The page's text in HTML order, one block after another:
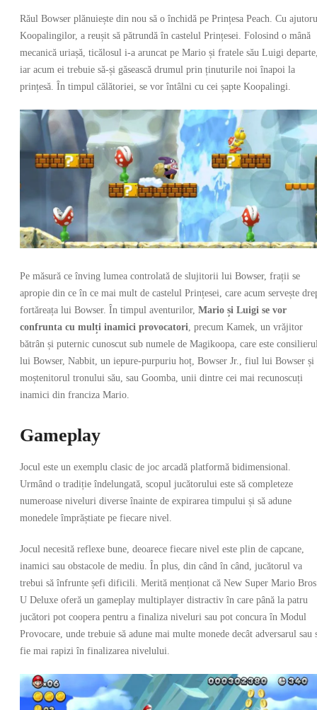
Răul Bowser plănuiește din nou să o închidă pe Prințesa Peach. Cu
Koopalingilor, a reușit să pătrundă în castelul Prințesei. Folosind o mână
mecanică uriașă, ticălosul i-a aruncat pe Mario și fratele său Luigi
iar acum ei trebuie să-și găsească drumul prin ținuturile noi înapoi la
prințesă. În timpul călătoriei, se vor întâlni cu cei șapte Koopalingi.
Pe măsură ce înving lumea controlată de slujitorii lui Bowser, frații se
apropie din ce în ce mai mult de castelul Prințesei, care acum servește
fortăreața lui Bowser. În timpul aventurilor, Mario și Luigi se vor
confrunta cu mulți inamici provocatori, precum Kamek, un vrăjitor
bătrân și puternic cunoscut sub numele de Magikoopa, care este
lui Bowser, Nabbit, un iepure-purpuriu hoț, Bowser Jr., fiul lui Bowser și
moștenitorul tronului său, sau Goomba, unii dintre cei mai recunoscuți
inamici din franciza Mario.
Gameplay
Jocul este un exemplu clasic de joc arcadă platformă bidimensional.
Urmând o tradiție îndelungată, scopul jucătorului este să completeze
numeroase niveluri diverse înainte de expirarea timpului și să adune
monedele împrăștiate pe fiecare nivel.
Jocul necesită reflexe bune, deoarece fiecare nivel este plin de capcane,
inamici sau obstacole de mediu. În plus, din când în când, jucătorul va
trebui să înfrunte șefi dificili. Merită menționat că New Super Mario
U Deluxe oferă un gameplay multiplayer distractiv în care până la patru
jucători pot coopera pentru a finaliza niveluri sau pot concura în Modul
Provocare, unde trebuie să adune mai multe monede decât adversarul sau
fie mai rapizi în finalizarea nivelului.